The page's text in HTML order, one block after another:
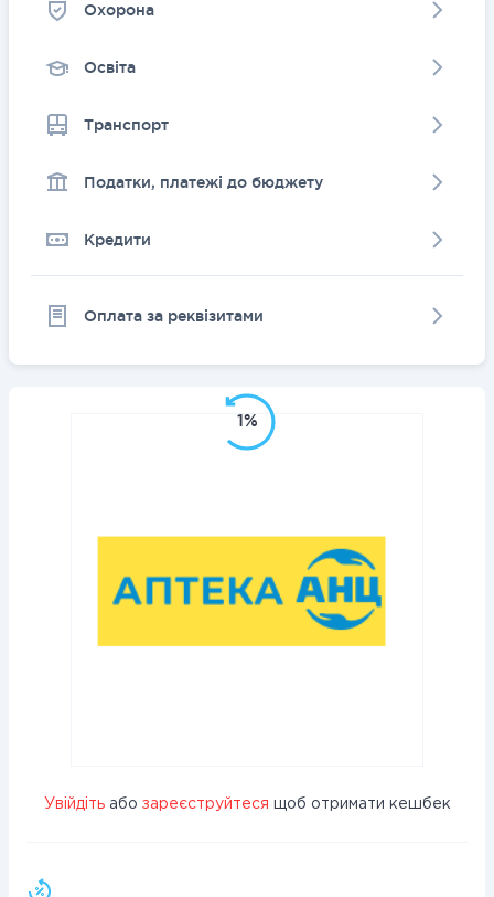
Охорона
Освіта
Транспорт
Податки, платежі до бюджету
Кредити
Оплата за реквізитами
1%
Увійдітьабо зареєструйтеся щоб отримати кешбек